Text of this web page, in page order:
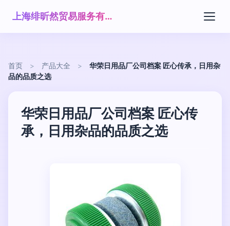
上海绯昕然贸易服务有限公司
首页 > 产品大全 >
华荣日用品厂公司档案 匠心传承，日用杂
品的品质之选
华荣日用品厂公司档案 匠心传
承，日用杂品的品质之选